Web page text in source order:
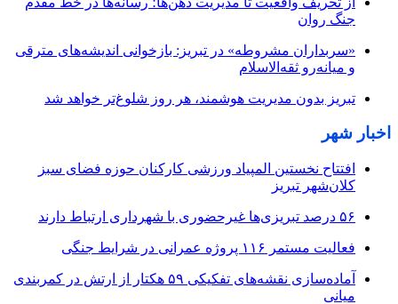
جنگ روان
«سربداران مشروطه» در تبریز: بازخوانی اندیشه‌های مترقی
و میانه‌رو ثقه‌الاسلام
تبریز بدون مدیریت هوشمند، هر روز شلوغ‌تر خواهد شد
اخبار شهر
افتتاح نخستین المپیاد ورزشی کارکنان حوزه فضای سبز
کلان‌شهر تبریز
۵۶ درصد تبریزی‌ها غیرحضوری با شهرداری ارتباط دارند
فعالیت مستمر ۱۱۶ پروژه عمرانی در شرایط جنگی
آماده‌سازی نقشه‌های تفکیکی ۵۹ هکتار از ارتش در کمربندی
میانی